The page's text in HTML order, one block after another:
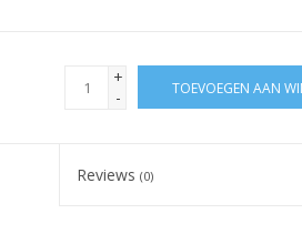
+
-
TOEVOEGEN AAN
Reviews(0)